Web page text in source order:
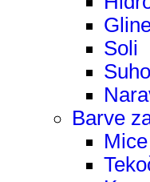
Soli
Barve